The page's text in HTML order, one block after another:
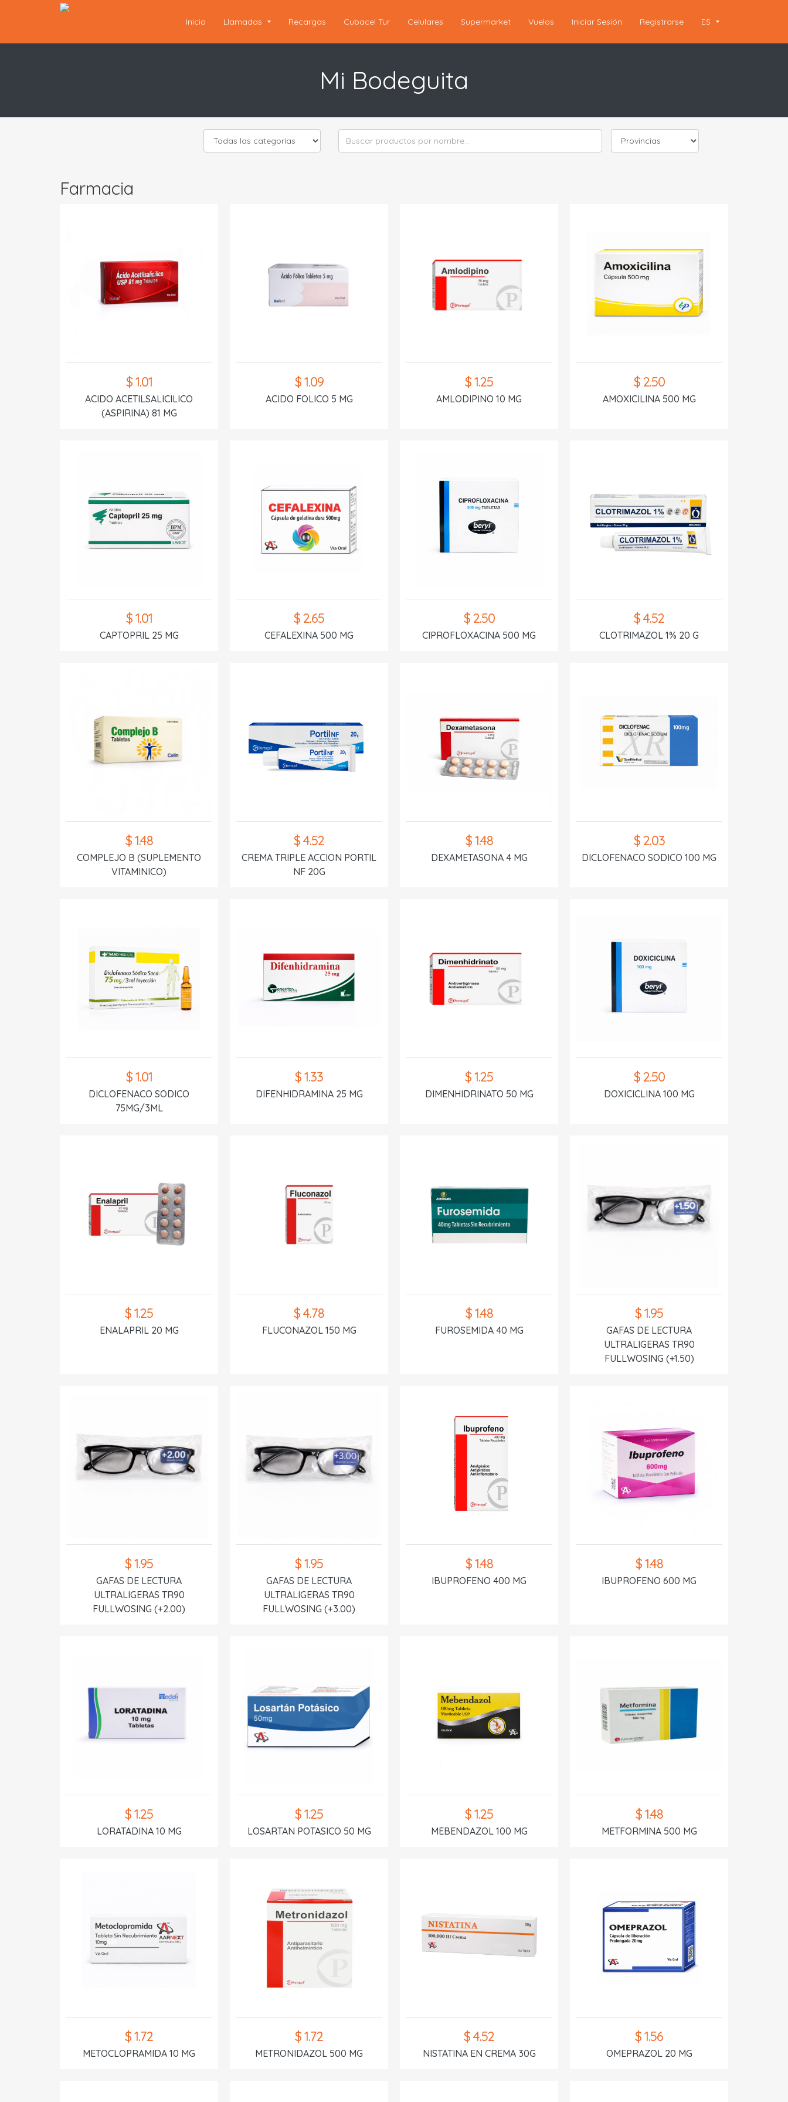
Inicio Llamadas Recargas Cubacel Tur Celulares Supermarket Vuelos Iniciar Sesión Registrarse ES
Mi Bodeguita
Farmacia
$ 1.01
ACIDO ACETILSALICILICO
(ASPIRINA) 81 MG
$ 1.09
ACIDO FOLICO 5 MG
$ 1.25
AMLODIPINO 10 MG
$ 2.50
AMOXICILINA 500 MG
$ 1.01
CAPTOPRIL 25 MG
$ 2.65
CEFALEXINA 500 MG
$ 2.50
CIPROFLOXACINA 500 MG
$ 4.52
CLOTRIMAZOL 1% 20 G
$ 1.48
COMPLEJO B (SUPLEMENTO
VITAMINICO)
$ 4.52
CREMA TRIPLE ACCION PORTIL
NF 20G
$ 1.48
DEXAMETASONA 4 MG
$ 2.03
DICLOFENACO SODICO 100 MG
$ 1.01
DICLOFENACO SODICO
75MG/3ML
$ 1.33
DIFENHIDRAMINA 25 MG
$ 1.25
DIMENHIDRINATO 50 MG
$ 2.50
DOXICICLINA 100 MG
$ 1.25
ENALAPRIL 20 MG
$ 4.78
FLUCONAZOL 150 MG
$ 1.48
FUROSEMIDA 40 MG
$ 1.95
GAFAS DE LECTURA
ULTRALIGERAS TR90
FULLWOSING (+1.50)
$ 1.95
GAFAS DE LECTURA
ULTRALIGERAS TR90
FULLWOSING (+2.00)
$ 1.95
GAFAS DE LECTURA
ULTRALIGERAS TR90
FULLWOSING (+3.00)
$ 1.48
IBUPROFENO 400 MG
$ 1.48
IBUPROFENO 600 MG
$ 1.25
LORATADINA 10 MG
$ 1.25
LOSARTAN POTASICO 50 MG
$ 1.25
MEBENDAZOL 100 MG
$ 1.48
METFORMINA 500 MG
$ 1.72
METOCLOPRAMIDA 10 MG
$ 1.72
METRONIDAZOL 500 MG
$ 4.52
NISTATINA EN CREMA 30G
$ 1.56
OMEPRAZOL 20 MG